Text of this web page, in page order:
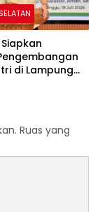
di Lampung
Ruas yang